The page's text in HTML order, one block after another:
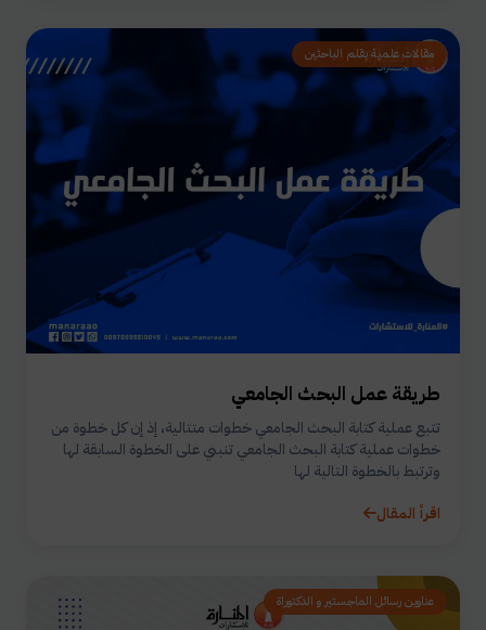
مقالات علمية بقلم الباحثين
طريقة عمل البحث الجامعي
تتبع عملية كتابة البحث الجامعي خطوات متتالية، إذ إن كل خطوة من
خطوات عملية كتابة البحث الجامعي تنبني على الخطوة السابقة لها
وترتبط بالخطوة التالية لها
اقرأ المقال
عناوين رسائل الماجستير و الدكتوراة